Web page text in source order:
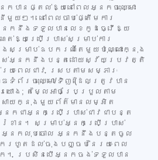
កបានផ្តល់ឱ្យនៅពេលអ្នកចុះឈ្មោះ
យៗ។ នៅពេលចាប់ផ្តើមការ
កនឹងទទួលបានលេខកូដធ្វើឱ្យ
ឱ្យប្រើប្រាស់សម្រាប់ការ
ងសម្រាប់ឧបករណ៍តែមួយប៉ុណ្ណោះក្នុង
ស់អ្នកនឹងបន្តដោយស្វ័យប្រវត្តិ
ៈពេលជាវ ស្របតាមសម្ភារៈ
រចុះឈ្មោះ/ទិញ (ដែលត្រូវបាន
យោង; តម្លៃអាចប្រែប្រួលតាម
សាយក្នុងមួយព័ត៌មានលម្អិត
កជាអ្នកប្រើប្រាស់ជាវជាបន្ត
ខាន។ សម្រាប់អ្នកប្រើប្រាស់
ើអ្នកលុបចោល អ្នកនឹងបន្តចូល
ហូតដល់ចុងបញ្ចប់នៃរយៈពេល
។ ប្រសិនបើអ្នកចង់ទទួលបាន